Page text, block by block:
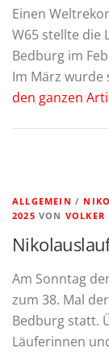
Einen
W65 stellte die
Bedburg im
Im März wurde
den ganzen
ALLGEMEIN /
2025 VON VOLKER
Am Sonntag
zum 38. Mal
Bedburg statt.
Läuferinnen